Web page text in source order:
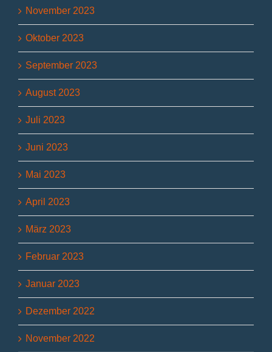
November 2023
Oktober 2023
September 2023
August 2023
Juli 2023
Juni 2023
Mai 2023
April 2023
März 2023
Februar 2023
Januar 2023
Dezember 2022
November 2022